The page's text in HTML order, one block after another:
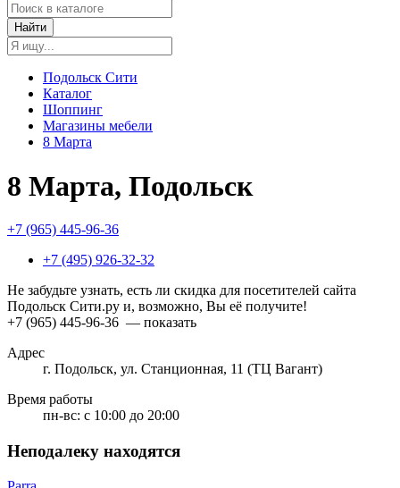
Найти
Подольск Сити
Каталог
Шоппинг
Магазины мебели
8 Марта
8 Марта, Подольск
+7 (965) 445-96-36
+7 (495) 926-32-32
Не забудьте узнать, есть ли скидка для посетителей сайта
Подольск Сити.ру и, возможно, Вы её получите!
+7 (965) 445-96-36 — показать
Адрес
г. Подольск, ул. Станционная, 11 (ТЦ Вагант)
Время работы
пн-вс: с 10:00 до 20:00
Неподалеку находятся